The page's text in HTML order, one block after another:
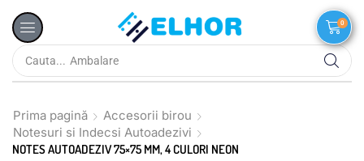
Cauta... Ambalare
0
Prima pagină
Accesorii birou
Notesuri si Indecsi Autoadezivi
NOTES AUTOADEZIV 75×75 MM, 4 CULORI NEON